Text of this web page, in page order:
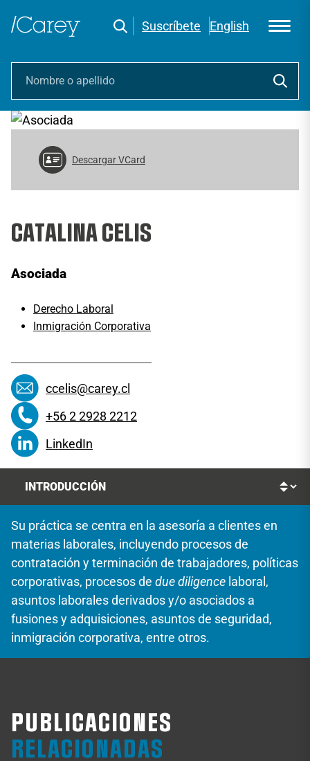
Suscríbete English
Descargar VCard
CATALINA CELIS
Asociada
Derecho Laboral
Inmigración Corporativa
ccelis@carey.cl
+56 2 2928 2212
LinkedIn
Su práctica se centra en la asesoría a clientes en
materias laborales, incluyendo procesos de
contratación y terminación de trabajadores, políticas
corporativas, procesos de due diligence laboral,
asuntos laborales derivados y/o asociados a
fusiones y adquisiciones, asuntos de seguridad,
inmigración corporativa, entre otros.
PUBLICACIONES
RELACIONADAS